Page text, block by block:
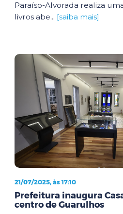
Paraíso-Alvorada realiza
livros abe... [saiba mais]
21/07/2025, às 17:10
Prefeitura inaugura
centro de Guarulhos